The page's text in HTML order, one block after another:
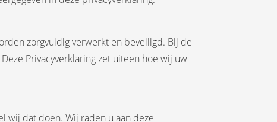
zorgvuldig verwerkt en beveiligd. Bij de
Privacyverklaring zet uiteen hoe wij uw
wij dat doen. Wij raden u aan deze